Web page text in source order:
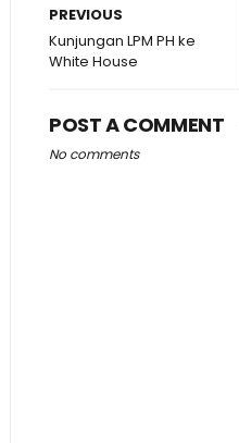
PREVIOUS
Kunjungan LPM PH ke
White House
POST A COMMENT
No comments